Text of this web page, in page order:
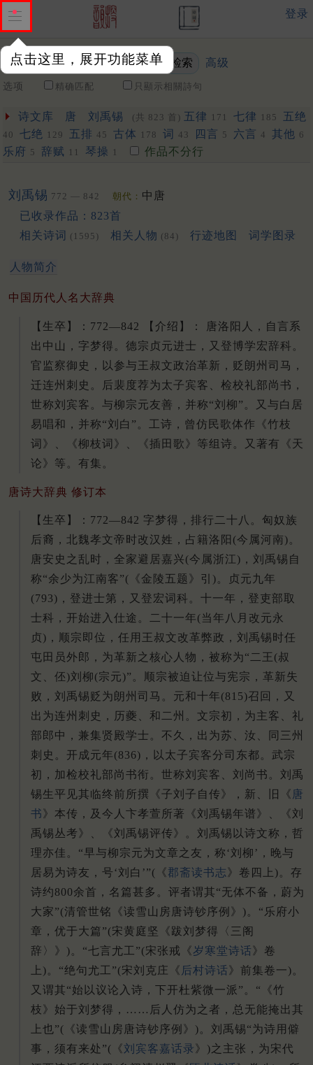
点击这里，展开功能菜单
登录
关键词 高级
选项 精确匹配 只顯示相關詩句
诗文库 唐 刘禹锡 (共 823 首) 五律 171 七律 185 五绝
40 七绝 129 五排 45 古体 178 词 43 四言 5 六言 4 其他 6
乐府 5 辞赋 11 琴操 1 作品不分行
刘禹锡 772 — 842 朝代： 中唐
已收录作品：823首
相关诗词 (1595) 相关人物 (84) 行迹地图 词学图录
人物简介
中国历代人名大辞典
【生卒】：772—842 【介绍】： 唐洛阳人，自言系
出中山，字梦得。德宗贞元进士，又登博学宏辞科。
官监察御史，以参与王叔文政治革新，贬朗州司马，
迁连州刺史。后裴度荐为太子宾客、检校礼部尚书，
世称刘宾客。与柳宗元友善，并称“刘柳”。又与白居
易唱和，并称“刘白”。工诗，曾仿民歌体作《竹枝
词》、《柳枝词》、《插田歌》等组诗。又著有《天
论》等。有集。
唐诗大辞典 修订本
【生卒】：772—842 字梦得，排行二十八。匈奴族
后裔，北魏孝文帝时改汉姓，占籍洛阳(今属河南)。
唐安史之乱时，全家避居嘉兴(今属浙江)，刘禹锡自
称“余少为江南客”(《金陵五题》引)。贞元九年
(793)，登进士第，又登宏词科。十一年，登吏部取
士科，开始进入仕途。二十一年(当年八月改元永
贞)，顺宗即位，任用王叔文改革弊政，刘禹锡时任
屯田员外郎，为革新之核心人物，被称为“二王(叔
文、伾)刘柳(宗元)”。顺宗被迫让位与宪宗，革新失
败，刘禹锡贬为朗州司马。元和十年(815)召回，又
出为连州刺史，历夔、和二州。文宗初，为主客、礼
部郎中，兼集贤殿学士。不久，出为苏、汝、同三州
刺史。开成元年(836)，以太子宾客分司东都。武宗
初，加检校礼部尚书衔。世称刘宾客、刘尚书。刘禹
锡生平见其临终前所撰《子刘子自传》，新、旧《 唐
书》本传，及今人卞孝萱所著《刘禹锡年谱》、《刘
禹锡丛考》、《刘禹锡评传》。刘禹锡以诗文称，哲
理亦佳。“早与柳宗元为文章之友，称‘刘柳’，晚与
居易为诗友，号‘刘白’”(《郡斋读书志》卷四上)。存
诗约800余首，名篇甚多。评者谓其“无体不备，蔚为
大家”(清管世铭《读雪山房唐诗钞序例》)。“乐府小
章，优于大篇”(宋黄庭坚《跋刘梦得〈三阁
辞〉》)。“七言尤工”(宋张戒《岁寒堂诗话》卷
上)。“绝句尤工”(宋刘克庄《 后村诗话》前集卷一)。
又谓其“始以议论入诗，下开杜紫微一派”。“《竹
枝》始于刘梦得，……后人仿为之者，总无能掩出其
上也”(《读雪山房唐诗钞序例》)。刘禹锡“为诗用僻
事，须有来处”(《刘宾客嘉话录》)之主张，为宋代